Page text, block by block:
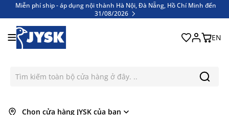
Miễn phí ship - áp dụng nội thành Hà Nội, Đà Nẵng, Hồ Chí Minh đến
31/08/2026
EN
Chọn cửa hàng JYSK của bạn